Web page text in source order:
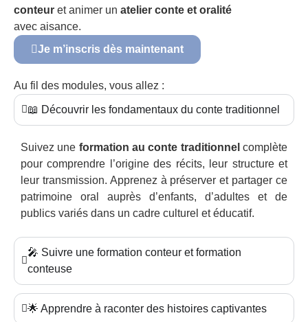
conteur et animer un atelier conte et oralité
avec aisance.
Je m’inscris dès maintenant
Au fil des modules, vous allez :
📖 Découvrir les fondamentaux du conte traditionnel
Suivez une formation au conte traditionnel complète
pour comprendre l’origine des récits, leur structure et
leur transmission. Apprenez à préserver et partager ce
patrimoine oral auprès d’enfants, d’adultes et de
publics variés dans un cadre culturel et éducatif.
🎤 Suivre une formation conteur et formation
conteuse
🌟 Apprendre à raconter des histoires captivantes